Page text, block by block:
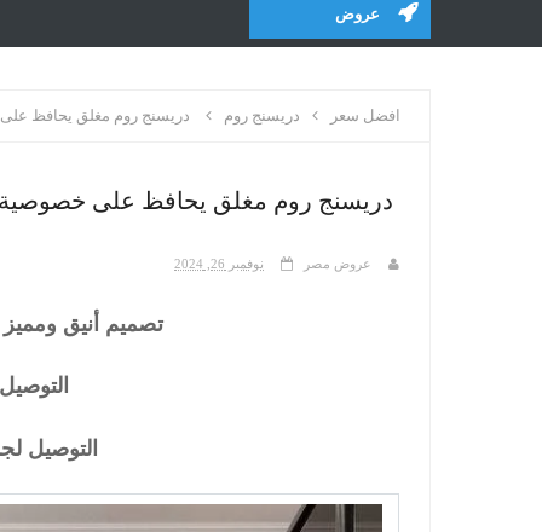
عروض
افضل سعر دريسنج روم دريسنج روم مغلق يحافظ على
دريسنج روم مغلق يحافظ على خصوصية ملابسك
عروض مصر نوفمبر 26, 2024
تصميم أنيق ومميز
التوصيل